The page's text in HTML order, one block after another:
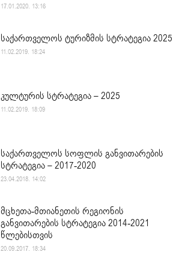
17.01.2020. 13:16
საქართველოს ტურიზმის სტრატეგია 2025
11.02.2019. 18:24
კულტურის სტრატეგია – 2025
11.02.2019. 18:09
საქართველოს სოფლის განვითარების
სტრატეგია – 2017-2020
23.04.2018. 14:02
მცხეთა-მთიანეთის რეგიონის
განვითარების სტრატეგია 2014-2021
წლებისთვის
20.09.2017. 18:34